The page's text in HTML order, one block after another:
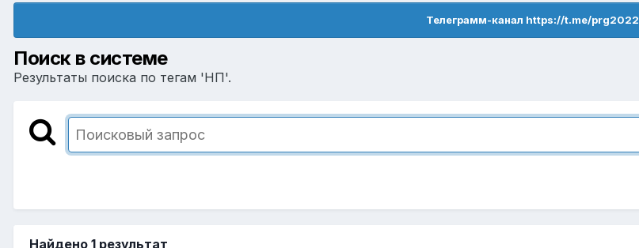
Телеграмм-канал https://t.me/prg2022
Поиск в системе
Результаты поиска по тегам 'НП'.
Найдено 1 результат